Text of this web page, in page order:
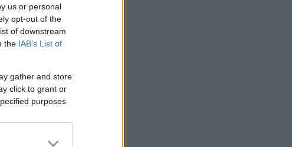
us or personal
opt-out of the
of downstream
the IAB’s List of
gather and store
click to grant or
purposes